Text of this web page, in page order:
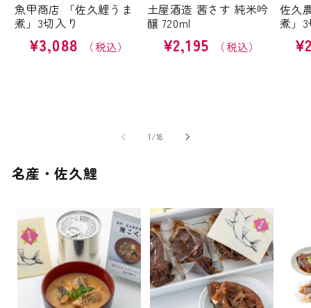
魚甲商店 「佐久鯉うま
煮」3切入り
通
¥3,088
土屋酒造 茜さす 純米吟
醸 720ml
通
¥2,195
佐久
煮」
通
1/の
18
名産・佐久鯉